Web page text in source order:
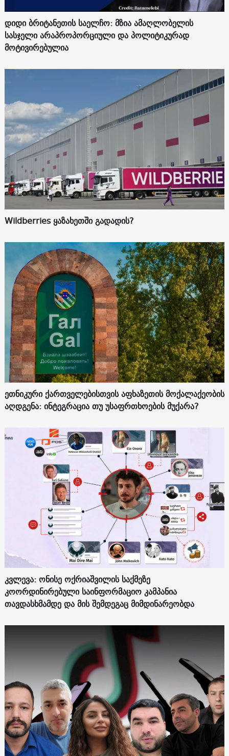
დიდი ბრიტანეთის საელჩო: მზია ამაღლობელის
სასჯელი არაპროპორციული და პოლიტიკურად
მოტივირებულია
Wildberries ყაზახეთში გადადის?
ეთნიკური ქართველებისთვის აფხაზეთის მოქალაქეობის
აღდგენა: ინტეგრაცია თუ უსაფრთხოების მუქარა?
კვლევა: ონისე ოქრიაშვილის საქმეზე
კოორდინირებული საინფორმაციო კამპანია
თავდასხმამდე და მის შემდეგაც მიმდინარეობდა